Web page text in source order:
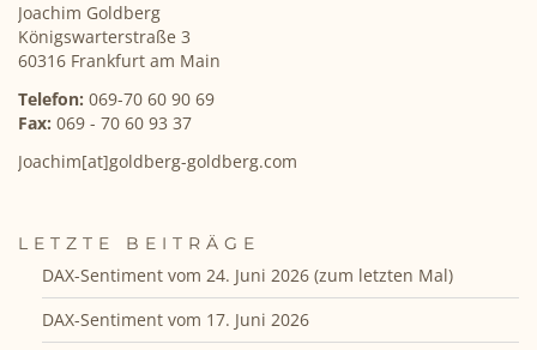
Joachim Goldberg
Königswarterstraße 3
60316 Frankfurt am Main
Telefon: 069-70 60 90 69
Fax: 069 - 70 60 93 37
Joachim[at]goldberg-goldberg.com
LETZTE BEITRÄGE
DAX-Sentiment vom 24. Juni 2026 (zum letzten Mal)
DAX-Sentiment vom 17. Juni 2026